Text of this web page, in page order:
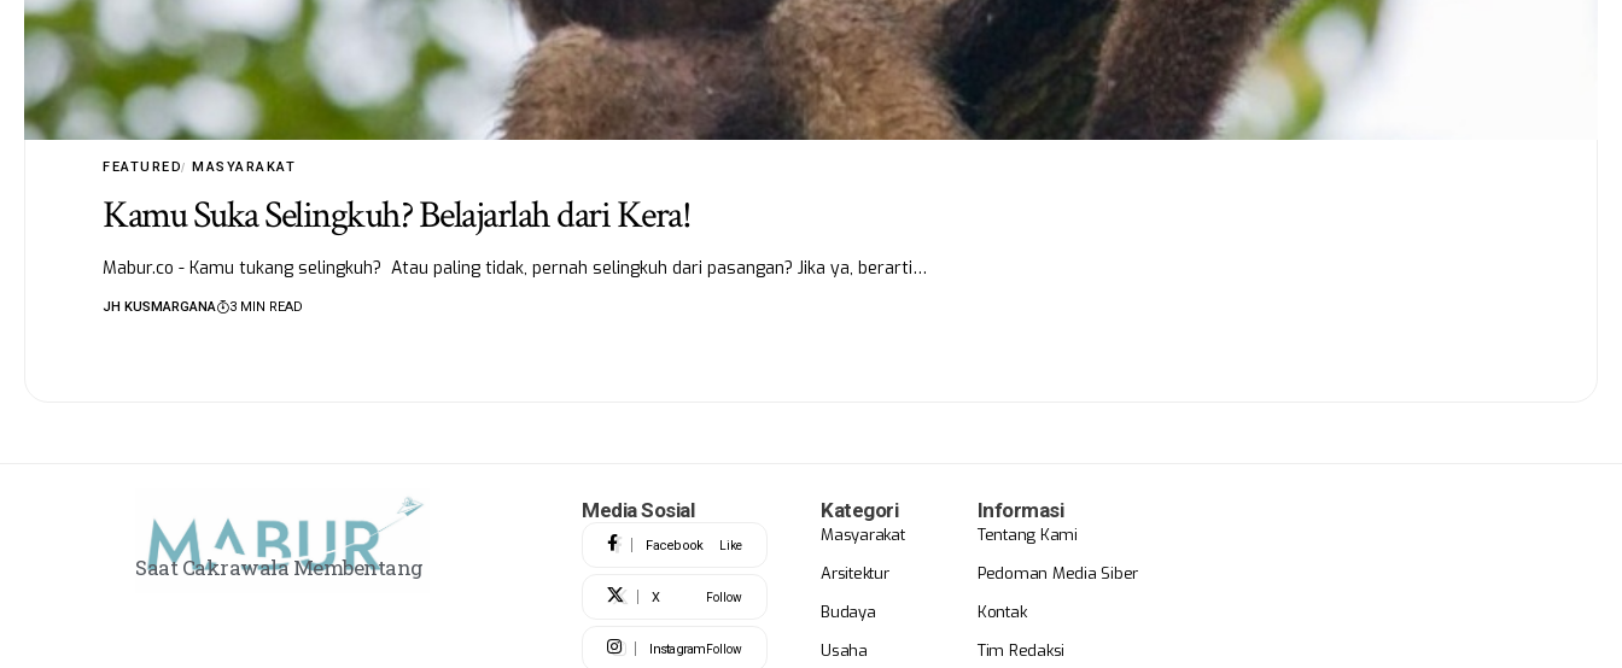
FEATURED MASYARAKAT
Kamu Suka Selingkuh? Belajarlah dari Kera!
Mabur.co - Kamu tukang selingkuh? Atau paling tidak, pernah selingkuh dari pasangan? Jika ya, berarti…
JH KUSMARGANA 3 MIN READ
Saat Cakrawala Membentang
Media Sosial
Facebook Like
X Follow
Instagram Follow
Kategori
Masyarakat
Arsitektur
Budaya
Usaha
Informasi
Tentang Kami
Pedoman Media Siber
Kontak
Tim Redaksi